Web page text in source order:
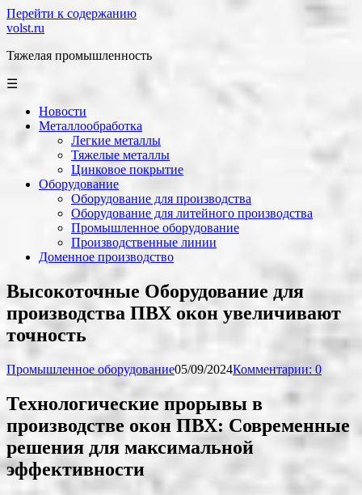
Перейти к содержанию
volst.ru
Тяжелая промышленность
☰
Новости
Металлообработка
Легкие металлы
Тяжелые металлы
Цинковое покрытие
Оборудование
Оборудование для производства
Оборудование для литейного производства
Промышленное оборудование
Производственные линии
Доменное производство
Высокоточные Оборудование для
производства ПВХ окон увеличивают
точность
Промышленное оборудование05/09/2024Комментарии: 0
Технологические прорывы в
производстве окон ПВХ: Современные
решения для максимальной
эффективности